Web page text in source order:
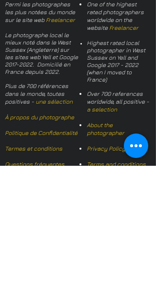
Parmi les photographes
les plus notées du monde
sur le site web Freelancer
Le photographe local le
mieux noté dans le West
Sussex (Angleterre) sur
les sites web Yell et Google
2017-2022. Domicilié en
France depuis 2022.
Plus de 700 références
dans le monde, toutes
positives - une sélection
À propos du photographe
Politique de Confidentialité
Termes et conditions
Questions fréquentes
One of the highest
rated photographers
worldwide on the
website Freelancer
Highest rated local
photographer in West
Sussex on Yell and
Google 2017 - 2022
(when I moved to
France)
Over 700 references
worldwide, all positive -
a selection
About the
photographer
Privacy Policy
Terms and conditions